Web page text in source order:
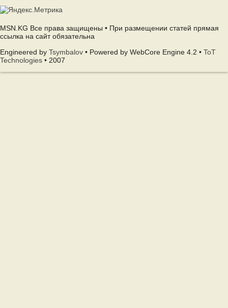
MSN.KG Все права защищены • При размещении статей прямая
ссылка на сайт обязательна
Engineered by Tsymbalov • Powered by WebCore Engine 4.2 • ToT
Technologies • 2007